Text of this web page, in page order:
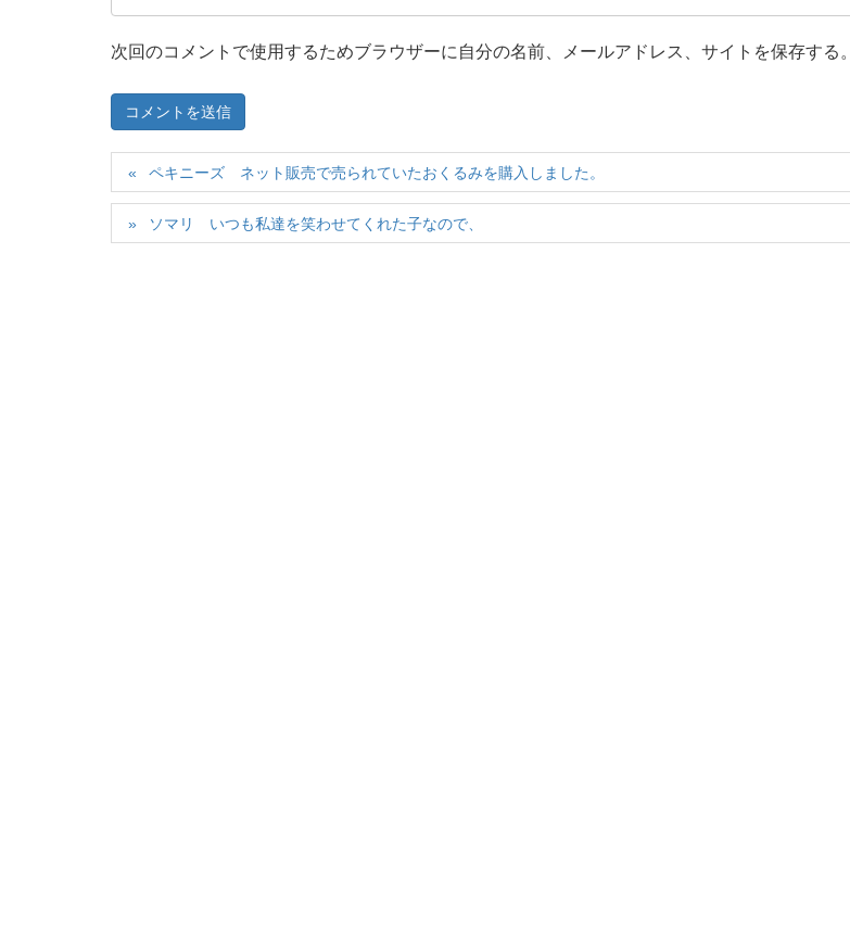
次回のコメントで使用するためブラウザーに自分の名前、メールアドレス、サイトを保存する。
ペキニーズ ネット販売で売られていたおくるみを購入しました。
ソマリ いつも私達を笑わせてくれた子なので、